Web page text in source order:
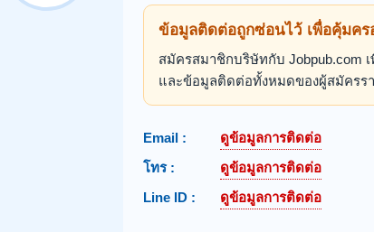
ข้อมูลติดต่อถูกซ่อนไว้ เพื่อคุ้มค
สมัครสมาชิกบริษัทกับ Jobpub.com เ
และข้อมูลติดต่อทั้งหมดของผู้สมัครร
Email :
ดูข้อมูลการติดต่อ
โทร :
ดูข้อมูลการติดต่อ
Line ID :
ดูข้อมูลการติดต่อ